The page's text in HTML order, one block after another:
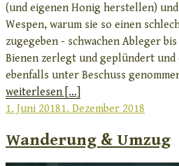
(und eigenen Honig herstellen)
Wespen, warum sie so einen
zugegeben - schwachen Ableger
Bienen zerlegt und geplündert und
ebenfalls unter Beschuss
weiterlesen [...]
Veröffentlicht
1. Juni 20181. Dezember 2018
Wanderung & Umzug